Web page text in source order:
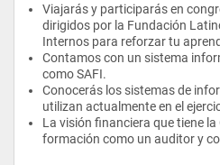
Viajarás y participarás en
dirigidos por la Fundación
Internos para reforzar tu
Contamos con un sistema
como SAFI.
Conocerás los sistemas de
utilizan actualmente en el
La visión financiera que tiene
formación como un auditor y